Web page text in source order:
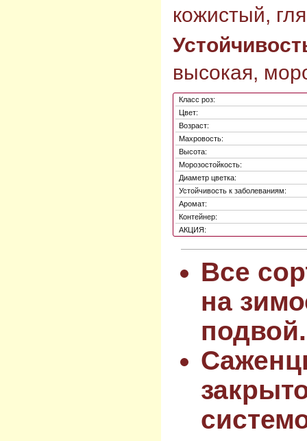
кожистый,
высокая,
Класс роз:
Цвет:
Возраст:
Махровость:
Высота:
Морозостойкость:
Диаметр цветка:
Устойчивость к заболеваниям:
Аромат:
Контейнер:
АКЦИЯ:
Все
на
подвой.